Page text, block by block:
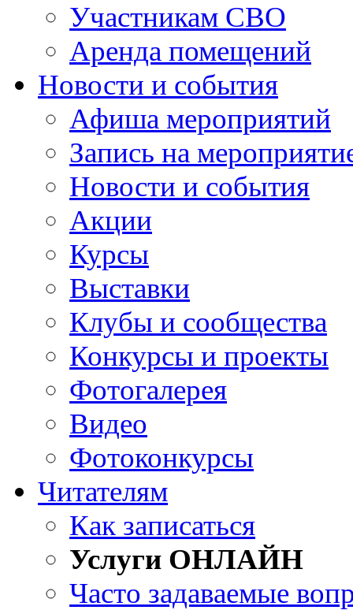
Участникам СВО
Аренда помещений
Новости и события
Афиша мероприятий
Запись на
Новости и события
Акции
Курсы
Выставки
Клубы и сообщества
Конкурсы и проекты
Фотогалерея
Видео
Фотоконкурсы
Читателям
Как записаться
Услуги ОНЛАЙН
Часто задаваемые